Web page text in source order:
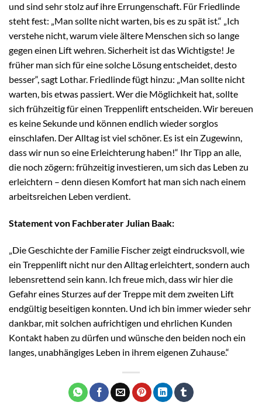
und sind sehr stolz auf ihre Errungenschaft. Für Friedlinde
steht fest: „Man sollte nicht warten, bis es zu spät ist.“ „Ich
verstehe nicht, warum viele ältere Menschen sich so lange
gegen einen Lift wehren. Sicherheit ist das Wichtigste! Je
früher man sich für eine solche Lösung entscheidet, desto
besser“, sagt Lothar. Friedlinde fügt hinzu: „Man sollte nicht
warten, bis etwas passiert. Wer die Möglichkeit hat, sollte
sich frühzeitig für einen Treppenlift entscheiden. Wir bereuen
es keine Sekunde und können endlich wieder sorglos
einschlafen. Der Alltag ist viel schöner. Es ist ein Zugewinn,
dass wir nun so eine Erleichterung haben!“ Ihr Tipp an alle,
die noch zögern: frühzeitig investieren, um sich das Leben zu
erleichtern – denn diesen Komfort hat man sich nach einem
arbeitsreichen Leben verdient.
Statement von Fachberater Julian Baak:
„Die Geschichte der Familie Fischer zeigt eindrucksvoll, wie
ein Treppenlift nicht nur den Alltag erleichtert, sondern auch
lebensrettend sein kann. Ich freue mich, dass wir hier die
Gefahr eines Sturzes auf der Treppe mit dem zweiten Lift
endgültig beseitigen konnten. Und ich bin immer wieder sehr
dankbar, mit solchen aufrichtigen und ehrlichen Kunden
Kontakt haben zu dürfen und wünsche den beiden noch ein
langes, unabhängiges Leben in ihrem eigenen Zuhause.“